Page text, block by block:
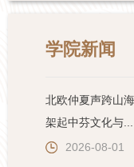
学院新闻
北欧仲夏声跨山
架起中芬文化与...
2026-08-01